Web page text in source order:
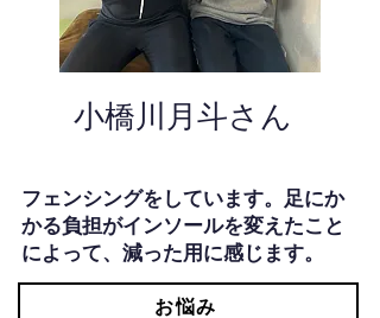
小橋川月斗さん
フェンシングをしています。足にか
かる負担がインソールを変えたこと
によって、減った用に感じます。
お悩み